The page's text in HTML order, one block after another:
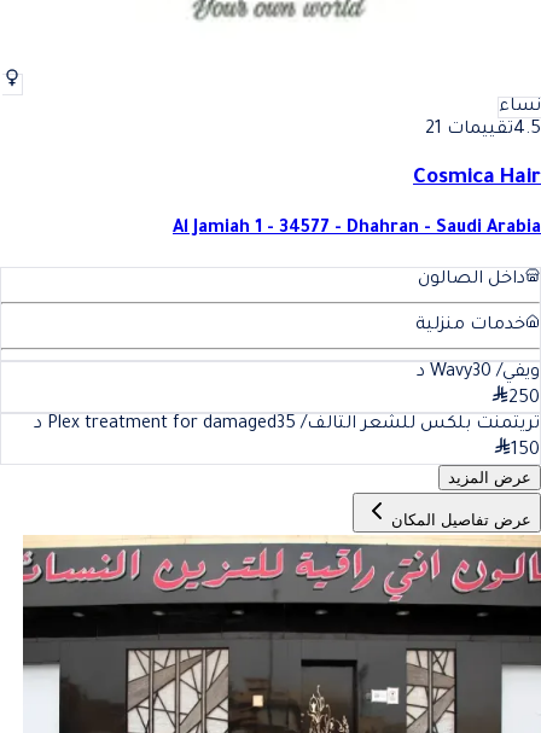
نساء
4.5تقييمات 21
Cosmica Hair
Al Jamiah 1 - 34577 - Dhahran - Saudi Arabia
داخل الصالون
خدمات منزلية
ويفي/ Wavy 30
د
250
تريتمنت بلكس للشعر التالف/ Plex treatment for damaged 35
د
150
عرض المزيد
عرض تفاصيل المكان